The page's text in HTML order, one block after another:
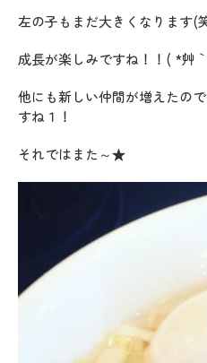
左の子もまだ大きくなります(
成長が楽しみですね！！( *´艸
他にも新しい仲間が増えたの
すね１！
それではまた～★